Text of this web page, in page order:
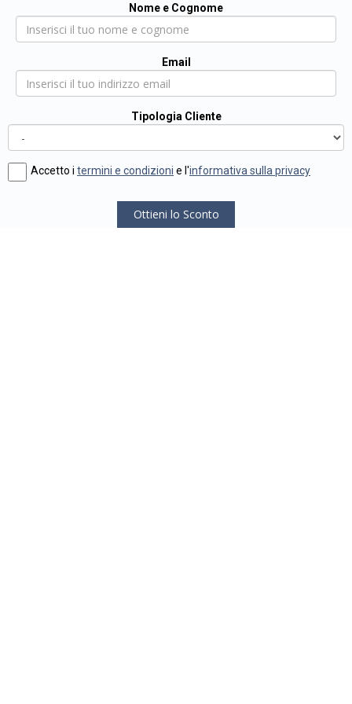
Nome e Cognome
Email
Tipologia Cliente
Accetto i termini e condizioni e l'informativa sulla privacy
Ottieni lo Sconto